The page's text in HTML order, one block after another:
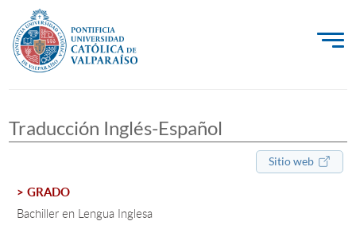
Investigación, Creación e Innovación
Vinculación con el Medio
Traducción Inglés-Español
Sitio web
> GRADO
Bachiller en Lengua Inglesa